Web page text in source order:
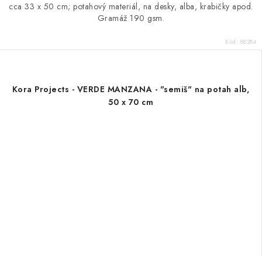
cca 33 x 50 cm; potahový materiál, na desky, alba, krabičky apod.
Gramáž 190 gsm.
Kód: 88284
Kora Projects - VERDE MANZANA - "semiš" na potah alb,
50 x 70 cm